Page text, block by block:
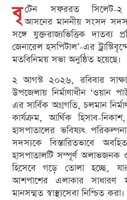
বৃ টেন সফররত সিলেট-২
আসনের মাননীয় সংসদ
সঙ্গে যুক্তরাজ্যভিত্তিক দাতব্য
জেনারেল হসপিটাল’-এর
মতবিনিময় সভা অনুষ্ঠিত হয়েছে।
২ আগস্ট ২০২৬, র‌বিবার
উপজেলায় নির্মাণাধীন ‘ওয়ান
এর সার্বিক অগ্রগতি, চলমান
কার্যক্রম, আর্থিক হিসাব-
হাসপাতালের ভবিষ্যৎ
সদস্যকে বিস্তারিতভাবে
হাসপাতালটি সম্পূর্ণ
হিসেবে গড়ে তোলা হচ্ছে,
আশপাশের এলাকার সাধারণ
মানসম্মত স্বাস্থ্যসেবা নিশ্চিত করা।